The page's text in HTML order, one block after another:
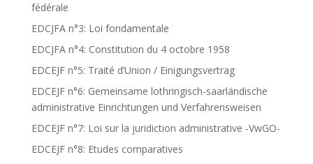
fédérale
EDCJFA n°3: Loi fondamentale
EDCJFA n°4: Constitution du 4 octobre 1958
EDCEJF n°5: Traité d’Union / Einigungsvertrag
EDCEJF n°6: Gemeinsame lothringisch-saarländische
administrative Einrichtungen und Verfahrensweisen
EDCEJF n°7: Loi sur la juridiction administrative -VwGO-
EDCEJF n°8: Etudes comparatives